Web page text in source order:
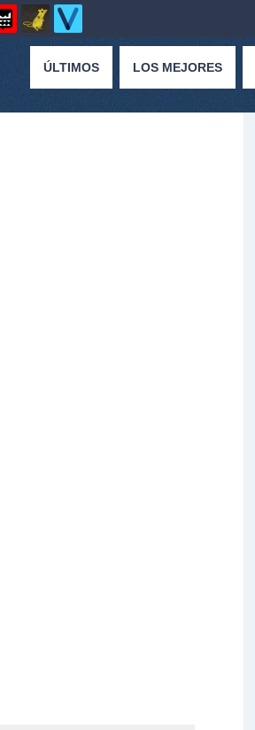
ÚLTIMOS LOS MEJORES